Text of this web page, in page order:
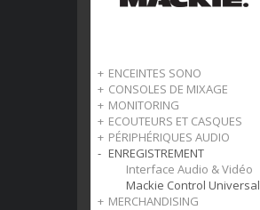
ENCEINTES SONO
FreePlay
Showbox
Thrash
Thump
SRT
SRM
DRM
CONSOLES DE MIXAGE
Analogiques
Numériques
MONITORING
Enceintes CR
Enceintes MR
Enceintes HR
Contrôleurs de monitoring
ECOUTEURS ET CASQUES
Casques
Ecouteurs
PÉRIPHÉRIQUES AUDIO
Testeurs
Boîtiers de Direct
Préamplis casque
OnyxGo
ENREGISTREMENT
Interface Audio & Vidéo
Mackie Control Universal
MERCHANDISING